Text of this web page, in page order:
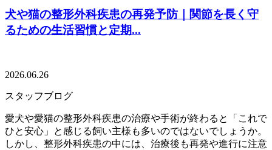
犬や猫の整形外科疾患の再発予防｜関節を長く守
るための生活習慣と定期...
2026.06.26
スタッフブログ
愛犬や愛猫の整形外科疾患の治療や手術が終わると「これで
ひと安心」と感じる飼い主様も多いのではないでしょうか。
しかし、整形外科疾患の中には、治療後も再発や進行に注意